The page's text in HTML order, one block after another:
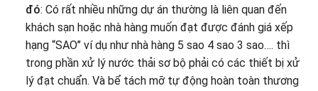
đó: Có rất nhiều những dự án thường là liên quan đến
khách sạn hoặc nhà hàng muốn đạt được đánh giá xếp
hạng “SAO’’ ví dụ như nhà hàng 5 sao 4 sao 3 sao…. thì
trong phần xử lý nước thải sơ bộ phải có các thiết bị xử
lý đạt chuẩn. Và bể tách mỡ tự động hoàn toàn thương